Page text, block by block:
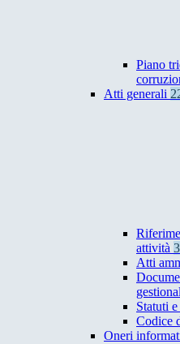
Piano
Atti generali
attività 3
Atti
Statuti
Codice
Oneri